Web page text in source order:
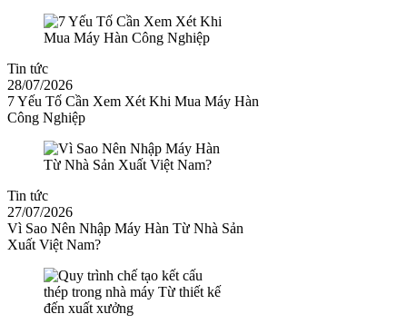
Tin tức
28/07/2026
7 Yếu Tố Cần Xem Xét Khi Mua Máy Hàn
Công Nghiệp
Tin tức
27/07/2026
Vì Sao Nên Nhập Máy Hàn Từ Nhà Sản
Xuất Việt Nam?